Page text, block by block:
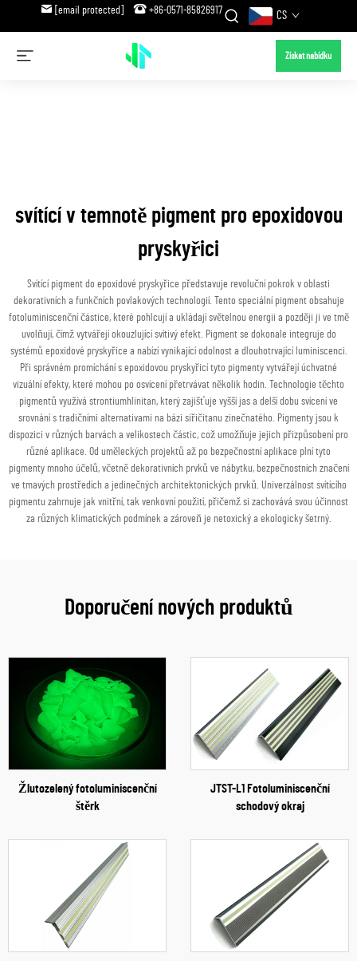
[email protected] +86-0571-85826917 CS
Získat nabídku
svítící v temnotě pigment pro epoxidovou
pryskyřici
Svítící pigment do epoxidové pryskyřice představuje revoluční pokrok v oblasti
dekorativních a funkčních povlakových technologií. Tento speciální pigment obsahuje
fotoluminiscenční částice, které pohlcují a ukládají světelnou energii a později ji ve tmě
uvolňují, čímž vytvářejí okouzlující svítivý efekt. Pigment se dokonale integruje do
systémů epoxidové pryskyřice a nabízí vynikající odolnost a dlouhotrvající luminiscenci.
Při správném promíchání s epoxidovou pryskyřicí tyto pigmenty vytvářejí úchvatné
vizuální efekty, které mohou po osvícení přetrvávat několik hodin. Technologie těchto
pigmentů využívá strontiumhlinitan, který zajišťuje vyšší jas a delší dobu svícení ve
srovnání s tradičními alternativami na bázi siřičitanu zinečnatého. Pigmenty jsou k
dispozici v různých barvách a velikostech částic, což umožňuje jejich přizpůsobení pro
různé aplikace. Od uměleckých projektů až po bezpečnostní aplikace plní tyto
pigmenty mnoho účelů, včetně dekorativních prvků ve nábytku, bezpečnostních značení
ve tmavých prostředích a jedinečných architektonických prvků. Univerzálnost svítícího
pigmentu zahrnuje jak vnitřní, tak venkovní použití, přičemž si zachovává svou účinnost
za různých klimatických podmínek a zároveň je netoxický a ekologicky šetrný.
Doporučení nových produktů
Žlutozelený fotoluminiscenční
štěrk
JTST-L1 Fotoluminiscenční
schodový okraj